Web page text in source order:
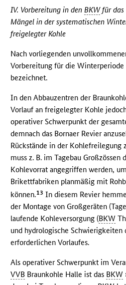
IV. Vorbereitung in denBKWfür das
Mängel in der systematischen
freigelegter Kohle
Nach vorliegenden
Vorbereitung für die
bezeichnet.
In den Abbauzentren der
Vorlauf an freigelegter Kohle
operativer Schwerpunkt der
demnach das Bornaer Revier
Rückstände in der Kohlefreilegung
muss z. B. im Tagebau
Kohlevorrat angegriffen werden,
Brikettfabriken planmäßig mit
können.13 In diesem Revier
der Montage von Großgeräten
laufende Kohleversorgung (BKW
und hydrologische Schwierigkeiten
erforderlichen Vorlaufes.
Als operativer Schwerpunkt im
VVB Braunkohle Halle ist das BKW